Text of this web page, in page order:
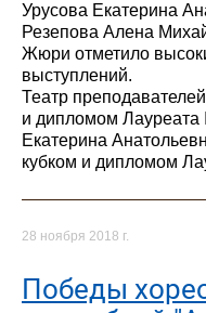
Урусова Екатерина
Резепова Алена
Жюри отметило
выступлений.
Театр
и дипломом Лауреата
Екатерина
кубком и дипломом
28 ноября 2018 г.
Победы